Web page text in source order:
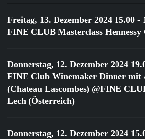
Freitag, 13. Dezember 2024 15.00 -
FINE CLUB Masterclass Hennessy
Donnerstag, 12. Dezember 2024
FINE Club Winemaker Dinner mit
(Chateau Lascombes) @FINE
Lech (Österreich)
Donnerstag, 12. Dezember 2024